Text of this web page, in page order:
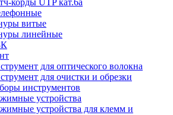
корды UTP кат.6а
витые
линейные
для оптического волокна
для очистки и обрезки
инструментов
устройства
устройства для клемм и